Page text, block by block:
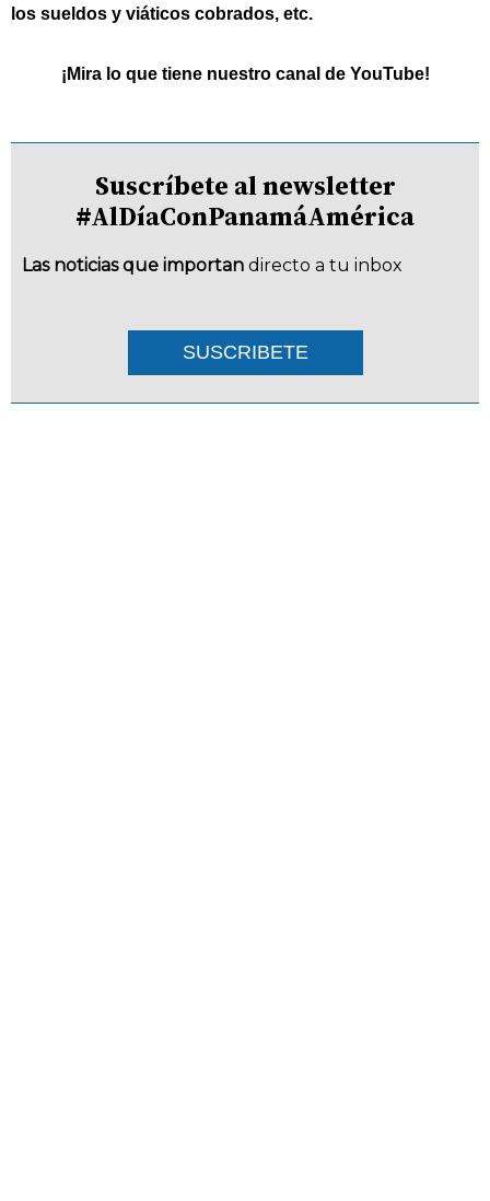
los sueldos y viáticos cobrados, etc.
¡Mira lo que tiene nuestro canal de YouTube!
Suscríbete al newsletter
#AlDíaConPanamáAmérica
Las noticias que importan directo a tu inbox
SUSCRIBETE